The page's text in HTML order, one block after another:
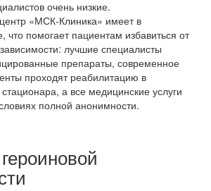
очень низкие.
«МСК-Клиника» имеет в
что помогает пациентам избавиться от
лучшие специалисты
препараты, современное
проходят реабилитацию в
а все медицинские услуги
полной анонимности.